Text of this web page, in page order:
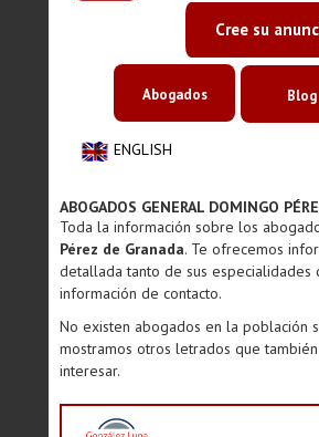
Cree su
ENGLISH
Abogados Blog
ABOGADOS GENERAL DOMINGO
Toda la información sobre los
Pérez de Granada. Te ofrecemos
detallada tanto de sus especialidades
información de contacto.
No existen abogados en la población
mostramos otros letrados que
interesar.